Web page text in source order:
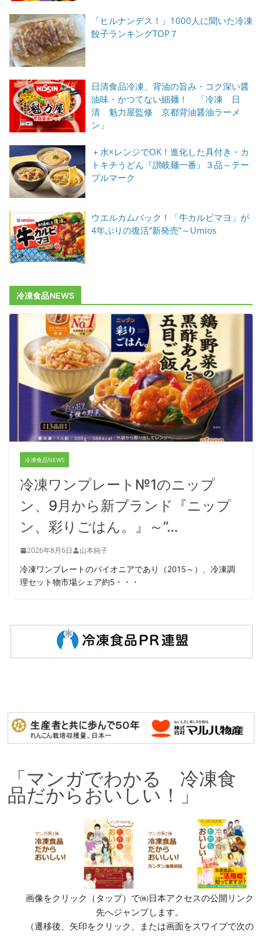
「ヒルナンデス！」1000人に聞いた冷凍
餃子ランキングTOP７
日清食品冷凍、背油の旨み・コク深い醤
油味・かつてない細麺！ 「冷凍 日
清 魁力屋監修 京都背油醤油ラーメ
ン」
＋水×レンジでOK！進化した具付き・カ
トキチうどん『讃岐麺一番』３品～テー
ブルマーク
ウエルカムバック！「牛カルビマヨ」が
4年ぶりの復活”新発売”～Umios
冷凍食品NEWS
冷凍食品NEWS
冷凍ワンプレート№1のニップ
ン、9月から新ブランド『ニップ
ン、彩りごはん。』～”…
2026年8月6日 山本純子
冷凍ワンプレートのパイオニアであり（2015～）、冷凍調
理セット物市場シェア約5・・・
「マンガでわかる 冷凍食
品だからおいしい！」
画像をクリック（タップ）で㈱日本アクセスの公開リンク
先へジャンプします。
（遷移後、矢印をクリック、または画面をスワイプで次の